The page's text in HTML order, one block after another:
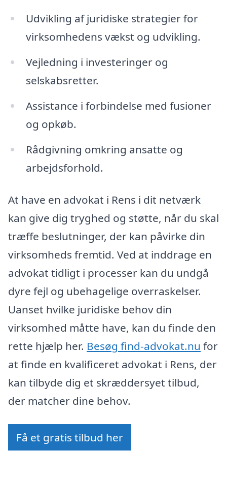
Udvikling af juridiske strategier for
virksomhedens vækst og udvikling.
Vejledning i investeringer og
selskabsretter.
Assistance i forbindelse med fusioner
og opkøb.
Rådgivning omkring ansatte og
arbejdsforhold.
At have en advokat i Rens i dit netværk
kan give dig tryghed og støtte, når du skal
træffe beslutninger, der kan påvirke din
virksomheds fremtid. Ved at inddrage en
advokat tidligt i processer kan du undgå
dyre fejl og ubehagelige overraskelser.
Uanset hvilke juridiske behov din
virksomhed måtte have, kan du finde den
rette hjælp her. Besøg find-advokat.nu for
at finde en kvalificeret advokat i Rens, der
kan tilbyde dig et skræddersyet tilbud,
der matcher dine behov.
Få et gratis tilbud her